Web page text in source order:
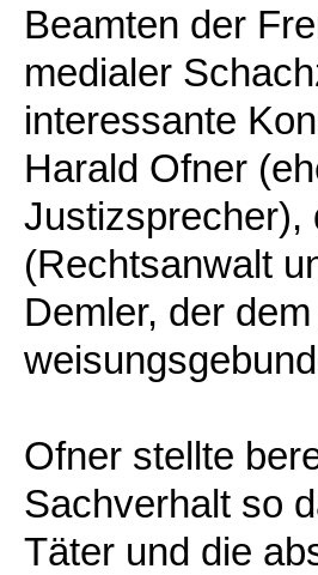
Beamten der
medialer
interessante
Harald Ofner
Justizsprecher),
(Rechtsanwalt
Demler, der
Ofner stellte
Sachverhalt so
Täter und die